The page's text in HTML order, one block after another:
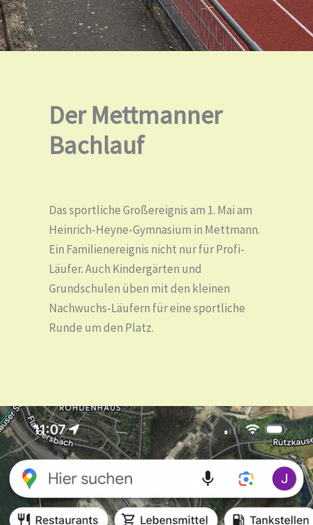
Der Mettmanner
Bachlauf
Das sportliche Großereignis am 1. Mai am
Heinrich-Heyne-Gymnasium in Mettmann.
Ein Familienereignis nicht nur für Profi-
Läufer. Auch Kindergärten und
Grundschulen üben mit den kleinen
Nachwuchs-Läufern für eine sportliche
Runde um den Platz.